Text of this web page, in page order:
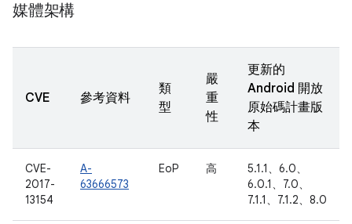
媒體架構
CVE 參考資料
類
型
嚴
重
性
更新的
Android 開放
原始碼計畫版
本
CVE-
2017-
13154
A-
63666573
EoP 高
5.1.1、6.0、
6.0.1、7.0、
7.1.1、7.1.2、8.0